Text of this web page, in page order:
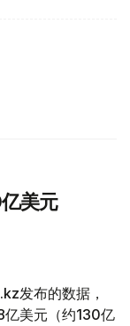
美元
发布的数据，
美元（约130亿